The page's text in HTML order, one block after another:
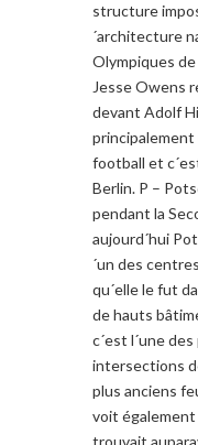
structure
´architecture
Olympiques de
Jesse Owens
devant Adolf
football et
Berlin. P –
pendant la
aujourd´hui
´un des
qu´elle le fut
de hauts
c´est l´une
intersections
plus anciens
voit également